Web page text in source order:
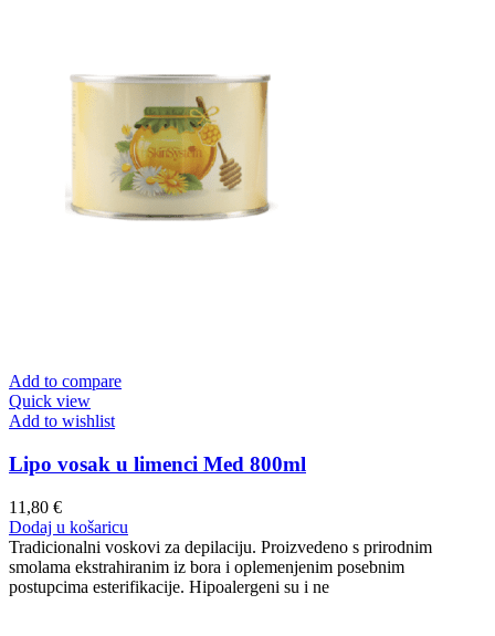
Add to compare
Quick view
Add to wishlist
Lipo vosak u limenci Med 800ml
11,80 €
Dodaj u košaricu
Tradicionalni voskovi za depilaciju. Proizvedeno s prirodnim
smolama ekstrahiranim iz bora i oplemenjenim posebnim
postupcima esterifikacije. Hipoalergeni su i ne